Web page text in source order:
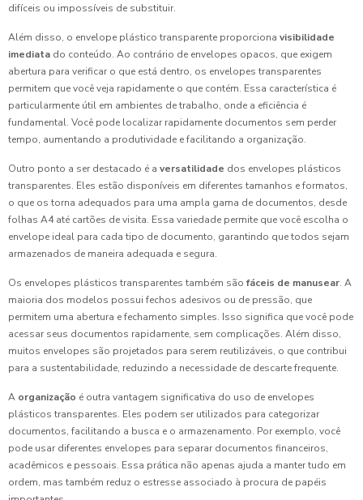
difíceis ou impossíveis de substituir.
Além disso, o envelope plástico transparente proporciona visibilidade
imediata do conteúdo. Ao contrário de envelopes opacos, que exigem
abertura para verificar o que está dentro, os envelopes transparentes
permitem que você veja rapidamente o que contém. Essa característica é
particularmente útil em ambientes de trabalho, onde a eficiência é
fundamental. Você pode localizar rapidamente documentos sem perder
tempo, aumentando a produtividade e facilitando a organização.
Outro ponto a ser destacado é a versatilidade dos envelopes plásticos
transparentes. Eles estão disponíveis em diferentes tamanhos e formatos,
o que os torna adequados para uma ampla gama de documentos, desde
folhas A4 até cartões de visita. Essa variedade permite que você escolha o
envelope ideal para cada tipo de documento, garantindo que todos sejam
armazenados de maneira adequada e segura.
Os envelopes plásticos transparentes também são fáceis de manusear. A
maioria dos modelos possui fechos adesivos ou de pressão, que
permitem uma abertura e fechamento simples. Isso significa que você pode
acessar seus documentos rapidamente, sem complicações. Além disso,
muitos envelopes são projetados para serem reutilizáveis, o que contribui
para a sustentabilidade, reduzindo a necessidade de descarte frequente.
A organização é outra vantagem significativa do uso de envelopes
plásticos transparentes. Eles podem ser utilizados para categorizar
documentos, facilitando a busca e o armazenamento. Por exemplo, você
pode usar diferentes envelopes para separar documentos financeiros,
acadêmicos e pessoais. Essa prática não apenas ajuda a manter tudo em
ordem, mas também reduz o estresse associado à procura de papéis